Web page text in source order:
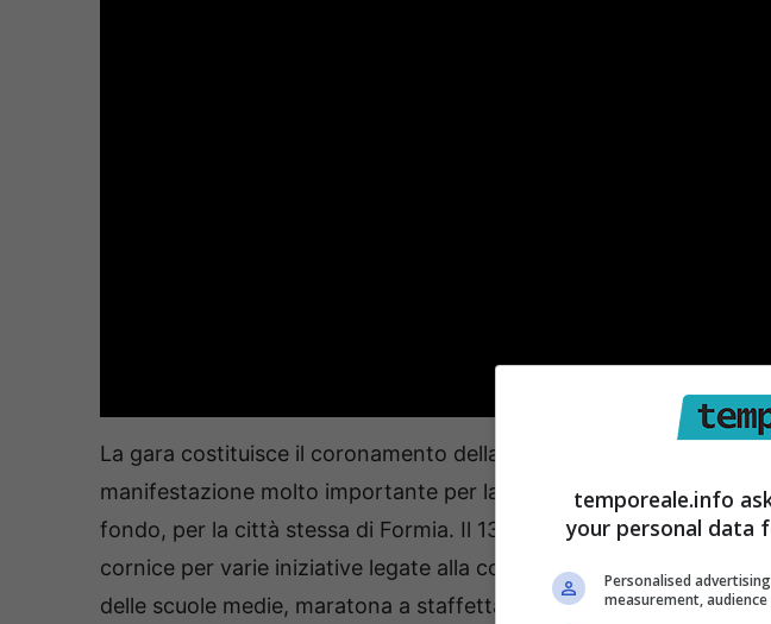
La gara costituisce il coronamento della Gaeta-Formia, del 13-14
manifestazione molto importante per la Poligolfo ma anche per la
fondo, per la città stessa di Formia. Il 13 febbraio il centro del
cornice per varie iniziative legate alla corsa e allo sport (test fisici,
delle scuole medie, maratona a staffetta ad opera di alunni delle
temporeale.info
your personal data
Personalised
measurement,